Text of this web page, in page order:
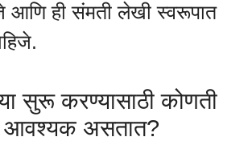
आणि ही संमती लेखी स्वरूपात
सुरू करण्यासाठी कोणती
आवश्यक असतात?